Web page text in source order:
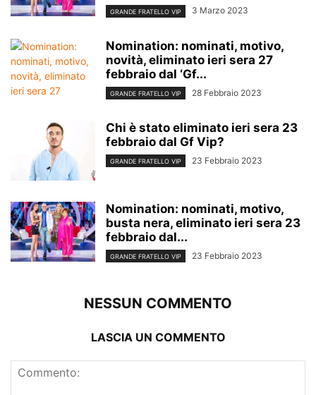
GRANDE FRATELLO VIP 3 Marzo 2023
Nomination: nominati, motivo,
novità, eliminato ieri sera 27
febbraio dal ‘Gf...
GRANDE FRATELLO VIP 28 Febbraio 2023
Chi è stato eliminato ieri sera 23
febbraio dal Gf Vip?
GRANDE FRATELLO VIP 23 Febbraio 2023
Nomination: nominati, motivo,
busta nera, eliminato ieri sera 23
febbraio dal...
GRANDE FRATELLO VIP 23 Febbraio 2023
NESSUN COMMENTO
LASCIA UN COMMENTO